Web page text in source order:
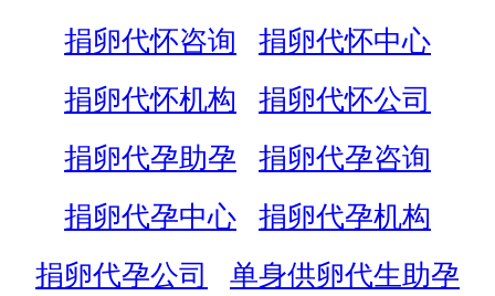
捐卵代怀咨询
捐卵代怀中心
捐卵代怀机构
捐卵代怀公司
捐卵代孕助孕
捐卵代孕咨询
捐卵代孕中心
捐卵代孕机构
捐卵代孕公司
单身供卵代生助孕